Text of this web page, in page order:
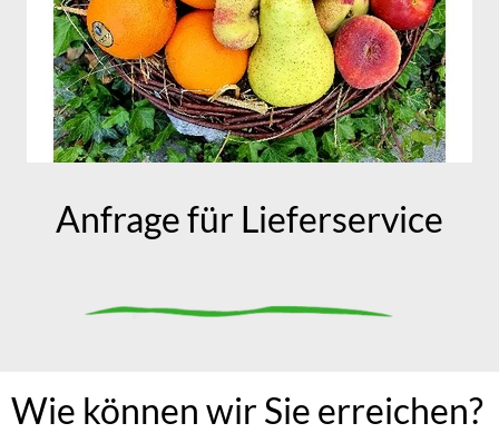
Über uns
Anfrage für Lieferservice
Wie können wir Sie erreichen?